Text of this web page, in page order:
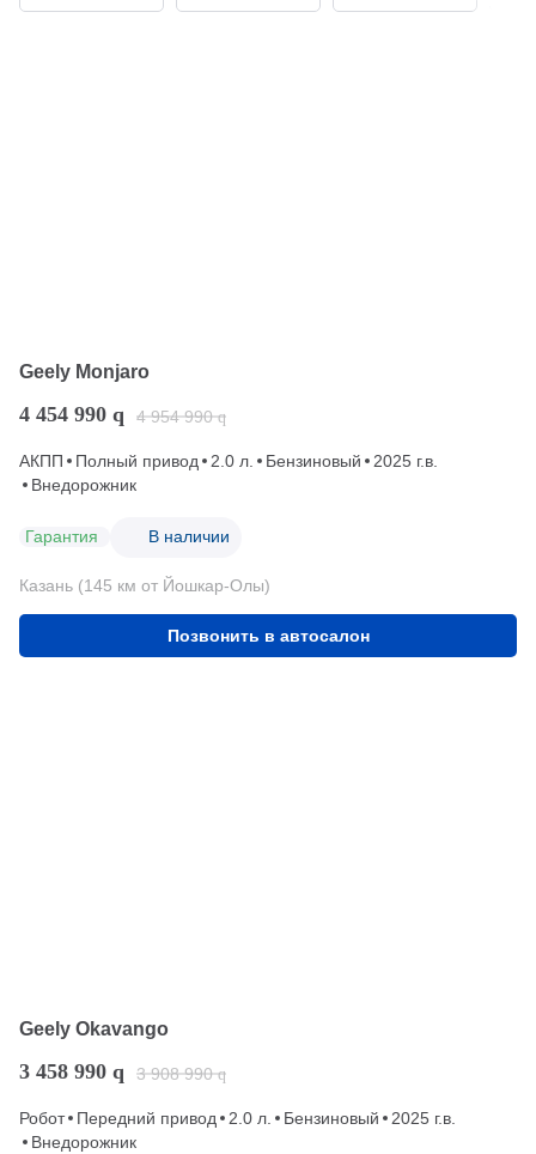
Geely Monjaro
4 454 990 q 4 954 990 q
АКПП Полный привод 2.0 л. Бензиновый
2025 г.в.
Внедорожник
Гарантия В наличии
Казань (145 км от Йошкар-Олы)
Позвонить в автосалон
Geely Okavango
3 458 990 q 3 908 990 q
Робот Передний привод 2.0 л. Бензиновый
2025 г.в.
Внедорожник